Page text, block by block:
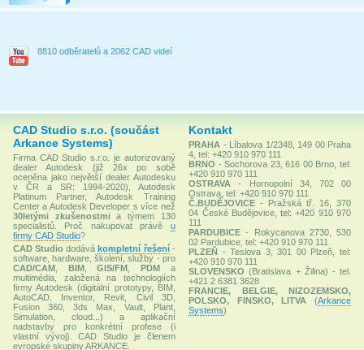
8810 odběratelů a 2062 CAD videí
CAD Studio s.r.o. (součást
Arkance Systems)
Firma CAD Studio s.r.o. je autorizovaný
dealer Autodesk (již 26x po sobě
oceněna jako největší dealer Autodesku
v ČR a SR: 1994-2020), Autodesk
Platinum Partner, Autodesk Training
Center a Autodesk Developer s více než
30letými zkušenostmia týmem 130
specialistů. Proč nakupovat právě u
firmy CAD Studio?
CAD Studio dodávákompletní řešení-
software, hardware, školení, služby - pro
CAD/CAM
BIM,GIS/FM ,PDM a
multimédia, založená na technologiích
firmy Autodesk (digitální prototypy, BIM,
AutoCAD, Inventor, Revit, Civil 3D,
Fusion 360, 3ds Max, Vault, Plant,
Simulation, cloud...) a aplikační
nadstavby pro konkrétní profese (i
vlastní vývoj). CAD Studio je členem
evropské skupiny ARKANCE.
Kontakt
PRAHA - Líbalova 1/2348, 149 00 Praha
4, tel: +420 910 970 111
BRNO - Sochorova 23, 616 00 Brno, tel:
+420 910 970 111
OSTRAVA
- Hornopolní 34, 702 00
Ostrava, tel: +420 910 970 111
Č.BUDĚJOVICE - Pražská tř. 16, 370
04 České Budějovice, tel: +420 910 970
111
PARDUBICE - Rokycanova 2730, 530
02 Pardubice, tel: +420 910 970 111
PLZEŇ - Teslova 3, 301 00 Plzeň, tel:
+420 910 970 111
SLOVENSKO (Bratislava + Žilina) - tel.
+421 2 6381 3628
FRANCIE, BELGIE, NIZOZEMSKO,
POLSKO, FINSKO, LITVA
(Arkance
Systems)